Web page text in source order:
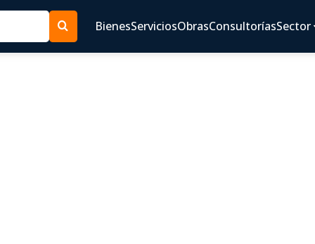
BienesServiciosObrasConsultoríasSector